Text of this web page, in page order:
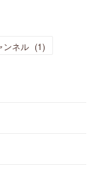
ンネル (1)